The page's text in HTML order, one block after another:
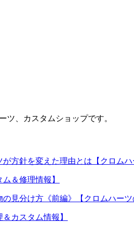
ツ、カスタムショップです。
方針を変えた理由とは【クロム
＆修理情報】
見分け方《前編》【クロムハーツ
カスタム情報】